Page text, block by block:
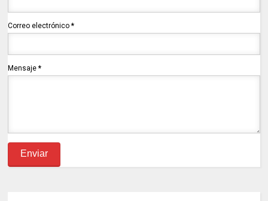
Correo electrónico*
Mensaje*